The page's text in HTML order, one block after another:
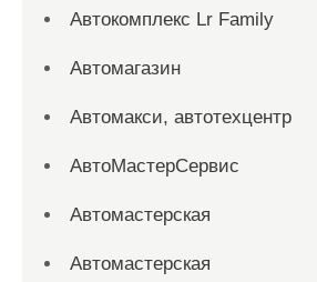
Автокомплекс Lr Family
Автомагазин
Автомакси, автотехцентр
АвтоМастерСервис
Автомастерская
Автомастерская